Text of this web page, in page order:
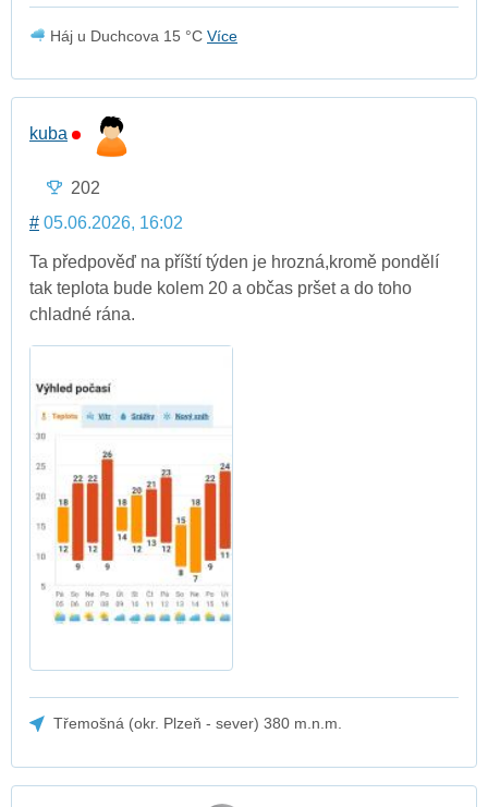
Háj u Duchcova 15 °C Více
kuba
202
# 05.06.2026, 16:02
Ta předpověď na příští týden je hrozná,kromě pondělí
tak teplota bude kolem 20 a občas pršet a do toho
chladné rána.
Třemošná (okr. Plzeň - sever) 380 m.n.m.